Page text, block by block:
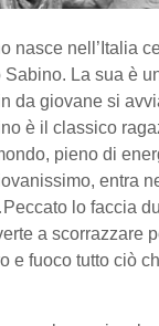
nasce nell’Italia
Sabino. La sua è
da giovane si
è il classico
pieno di
entra
lo faccia
a scorrazzare
e fuoco tutto ciò